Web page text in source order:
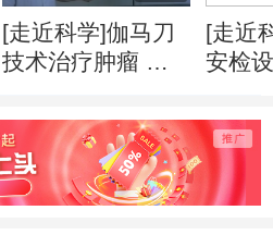
[走近科学]伽马刀
技术治疗肿瘤 精
感染
[走近
安检
可